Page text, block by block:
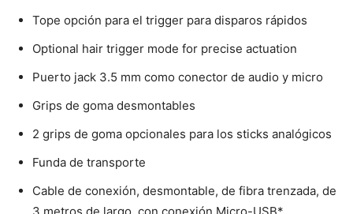
Tope opción para el trigger para disparos rápidos
Optional hair trigger mode for precise actuation
Puerto jack 3.5 mm como conector de audio y micro
Grips de goma desmontables
2 grips de goma opcionales para los sticks analógicos
Funda de transporte
Cable de conexión, desmontable, de fibra trenzada, de